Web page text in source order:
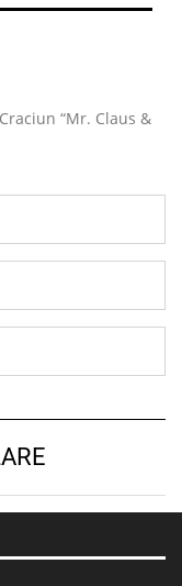
“Mr. Claus &